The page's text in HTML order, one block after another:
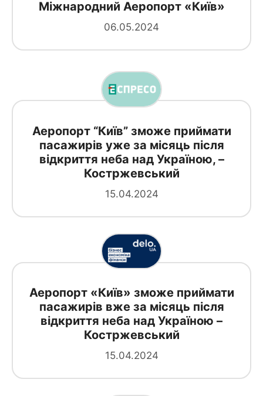
Міжнародний Аеропорт «Київ»
06.05.2024
Аеропорт “Київ” зможе приймати
пасажирів уже за місяць після
відкриття неба над Україною, –
Костржевський
15.04.2024
Аеропорт «Київ» зможе приймати
пасажирів вже за місяць після
відкриття неба над Україною –
Костржевський
15.04.2024